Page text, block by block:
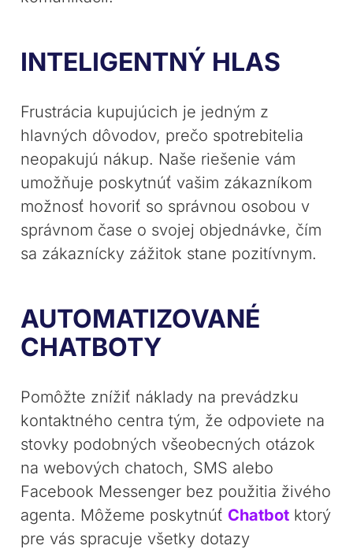
INTELIGENTNÝ HLAS
Frustrácia kupujúcich je jedným z
hlavných dôvodov, prečo spotrebitelia
neopakujú nákup. Naše riešenie vám
umožňuje poskytnúť vašim zákazníkom
možnosť hovoriť so správnou osobou v
správnom čase o svojej objednávke, čím
sa zákaznícky zážitok stane pozitívnym.
AUTOMATIZOVANÉ
CHATBOTY
Pomôžte znížiť náklady na prevádzku
kontaktného centra tým, že odpoviete na
stovky podobných všeobecných otázok
na webových chatoch, SMS alebo
Facebook Messenger bez použitia živého
agenta. Môžeme poskytnúť Chatbot ktorý
pre vás spracuje všetky dotazy